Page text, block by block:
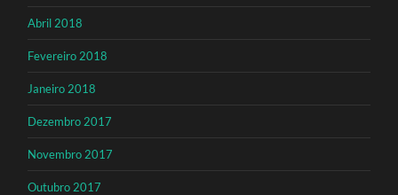
Abril 2018
Fevereiro 2018
Janeiro 2018
Dezembro 2017
Novembro 2017
Outubro 2017